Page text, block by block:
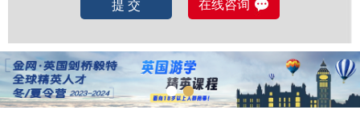
提 交 在线咨询